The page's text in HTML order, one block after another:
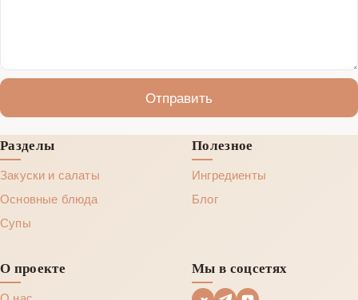
Отправить
Разделы
Закуски и салаты
Основные блюда
Супы
Полезное
Ингредиенты
Блог
О проекте
Мы в соцсетях